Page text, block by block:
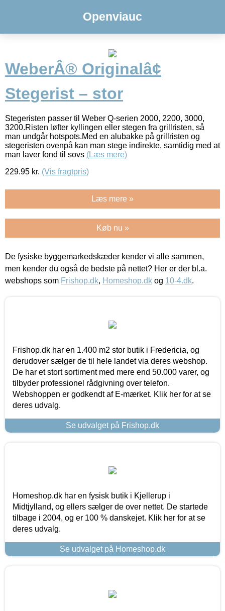
Openviauc
WeberÂ® Originalâ¢
Stegerist – stor
Stegeristen passer til Weber Q-serien 2000, 2200, 3000,
3200.Risten løfter kyllingen eller stegen fra grillristen, så
man undgår hotspots.Med en alubakke på grillristen og
stegeristen ovenpå kan man stege indirekte, samtidig med at
man laver fond til sovs (Læs mere)
229.95 kr. (Vis fragtpris)
Læs mere »
Køb nu »
De fysiske byggemarkedskæder kender vi alle sammen,
men kender du også de bedste på nettet? Her er der bl.a.
webshops som Frishop.dk, Homeshop.dk og 10-4.dk.
Frishop.dk har en 1.400 m2 stor butik i Fredericia, og
derudover sælger de til hele landet via deres webshop.
De har et stort sortiment med mere end 50.000 varer, og
tilbyder professionel rådgivning over telefon.
Webshoppen er godkendt af E-mærket. Klik her for at se
deres udvalg.
Se udvalget på Frishop.dk
Homeshop.dk har en fysisk butik i Kjellerup i
Midtjylland, og ellers sælger de over nettet. De startede
tilbage i 2004, og er 100 % danskejet. Klik her for at se
deres udvalg.
Se udvalget på Homeshop.dk